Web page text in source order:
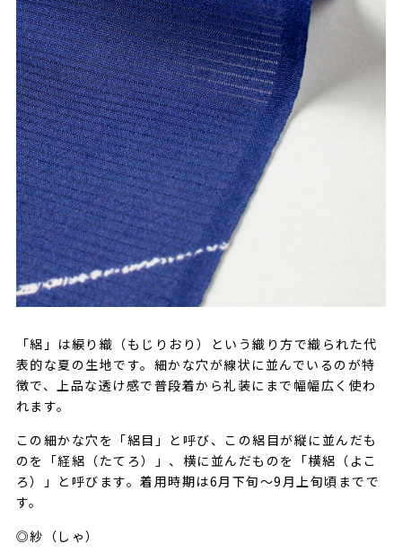
「絽」は綟り織（もじりおり）という織り方で織られた代
表的な夏の生地です。細かな穴が線状に並んでいるのが特
徴で、上品な透け感で普段着から礼装にまで幅幅広く使わ
れます。
この細かな穴を「絽目」と呼び、この絽目が縦に並んだも
のを「経絽（たてろ）」、横に並んだものを「横絽（よこ
ろ）」と呼びます。着用時期は6月下旬〜9月上旬頃までで
す。
◎紗（しゃ）